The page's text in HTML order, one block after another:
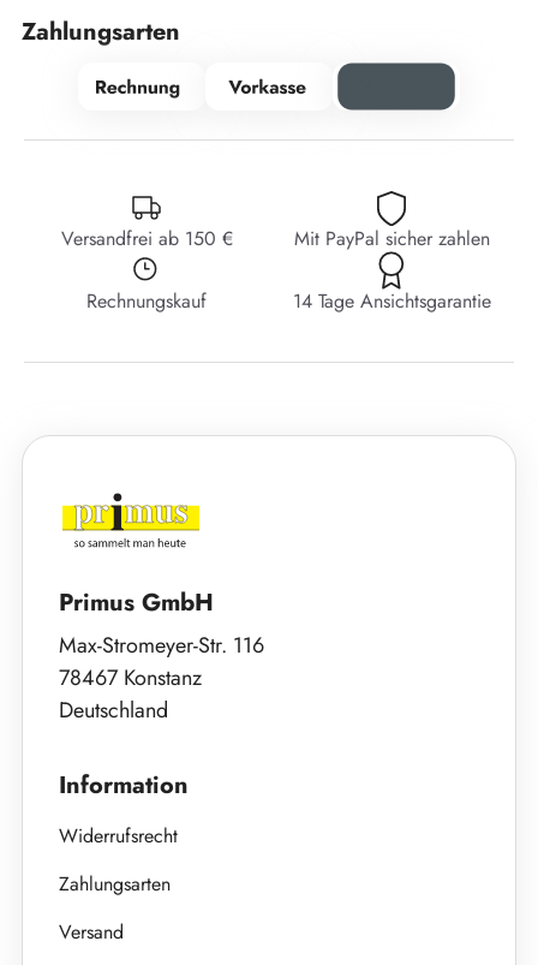
Zahlungsarten
Versandfrei ab 150 € Mit PayPal sicher zahlen
Rechnungskauf 14 Tage Ansichtsgarantie
Primus GmbH
Max-Stromeyer-Str. 116
78467 Konstanz
Deutschland
Information
Widerrufsrecht
Zahlungsarten
Versand